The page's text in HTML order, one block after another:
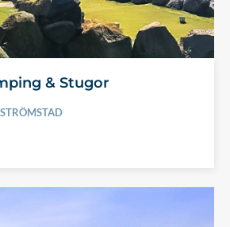
& Stugor
STRÖMSTAD